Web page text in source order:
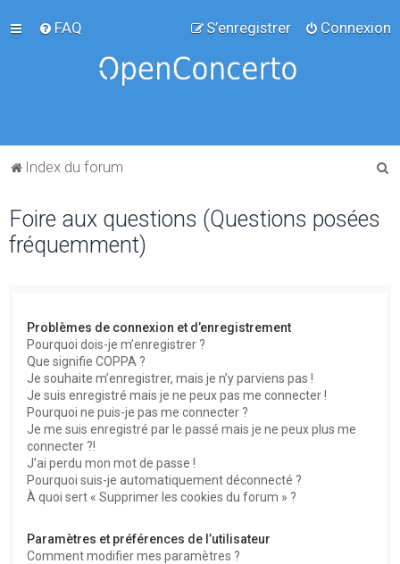
FAQ Connexion
S’enregistrer
Index du forum
Foire aux questions (Questions posées
fréquemment)
Problèmes de connexion et d’enregistrement
Pourquoi dois-je m’enregistrer ?
Que signifie COPPA ?
Je souhaite m’enregistrer, mais je n’y parviens pas !
Je suis enregistré mais je ne peux pas me connecter !
Pourquoi ne puis-je pas me connecter ?
Je me suis enregistré par le passé mais je ne peux plus me
connecter ?!
J’ai perdu mon mot de passe !
Pourquoi suis-je automatiquement déconnecté ?
À quoi sert « Supprimer les cookies du forum » ?
Paramètres et préférences de l’utilisateur
Comment modifier mes paramètres ?